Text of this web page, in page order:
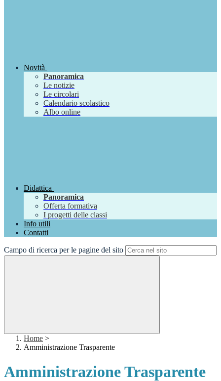
Novità
Panoramica
Le notizie
Le circolari
Calendario scolastico
Albo online
Didattica
Panoramica
Offerta formativa
I progetti delle classi
Info utili
Contatti
Campo di ricerca per le pagine del sito
Home >
Amministrazione Trasparente
Amministrazione Trasparente